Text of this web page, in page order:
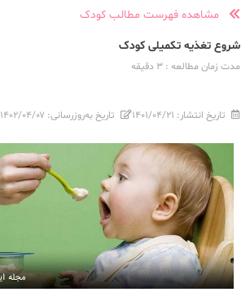
مشاهده فهرست مطالب کودک
شروع تغذیه تکمیلی کودک
مدت زمان مطالعه : 3 دقیقه
تاریخ انتشار: ۱۴۰۱/۰۴/۲۱ تاریخ به‌روزرسانی: ۱۴۰۲/۰۴/۰۷